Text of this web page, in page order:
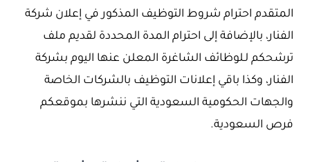
المتقدم احترام شروط التوظيف المذكور في إعلان شركة
الفنار، بالإضافة إلى احترام المدة المحددة لقديم ملف
ترشحكم لـلوظائف الشاغرة المعلن عنها اليوم بشركة
الفنار، وكذا باقي إعلانات التوظيف بالشركات الخاصة
والجهات الحكومية السعودية التي ننشرها بموقعكم
فرص السعودية.